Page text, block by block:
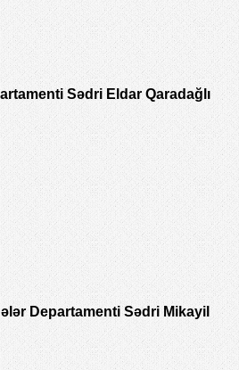
Sədri Eldar Qaradağlı
Departamenti Sədri Mikayil